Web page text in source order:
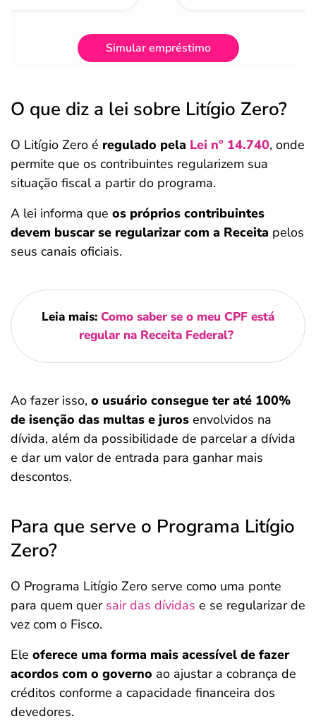
Simular empréstimo
O que diz a lei sobre Litígio Zero?
O Litígio Zero é regulado pela Lei nº 14.740, onde
permite que os contribuintes regularizem sua
situação fiscal a partir do programa.
A lei informa que os próprios contribuintes
devem buscar se regularizar com a Receita pelos
seus canais oficiais.
Leia mais: Como saber se o meu CPF está
regular na Receita Federal?
Ao fazer isso, o usuário consegue ter até 100%
de isenção das multas e juros envolvidos na
dívida, além da possibilidade de parcelar a dívida
e dar um valor de entrada para ganhar mais
descontos.
Para que serve o Programa Litígio
Zero?
O Programa Litígio Zero serve como uma ponte
para quem quer sair das dívidas e se regularizar de
vez com o Fisco.
Ele oferece uma forma mais acessível de fazer
acordos com o governo ao ajustar a cobrança de
créditos conforme a capacidade financeira dos
devedores.